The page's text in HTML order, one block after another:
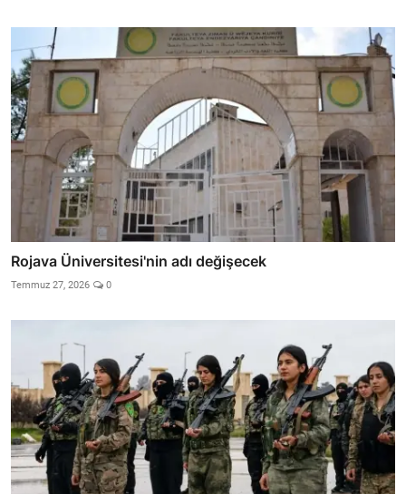
Rojava Üniversitesi'nin adı değişecek
Temmuz 27, 2026 0